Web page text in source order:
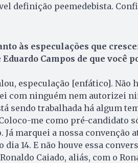
definição peemedebista.
às especulações que
Campos de que você
especulação [enfático]. Não
com ninguém nem autorizei
sendo trabalhada há algum
me como pré-candidato
Já marquei a nossa convenção
dia 14. E não houve essa
Caiado, aliás, com o